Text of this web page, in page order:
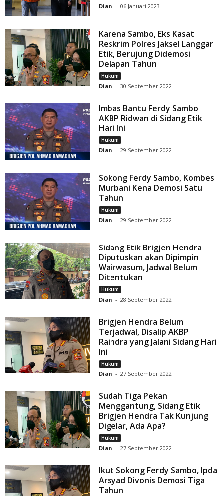
Dian - 06 Januari 2023
Karena Sambo, Eks Kasat
Reskrim Polres Jaksel Langgar
Etik, Berujung Didemosi
Delapan Tahun
Hukum
Dian - 30 September 2022
Imbas Bantu Ferdy Sambo
AKBP Ridwan di Sidang Etik
Hari Ini
Hukum
Dian - 29 September 2022
Sokong Ferdy Sambo, Kombes
Murbani Kena Demosi Satu
Tahun
Hukum
Dian - 29 September 2022
Sidang Etik Brigjen Hendra
Diputuskan akan Dipimpin
Wairwasum, Jadwal Belum
Ditentukan
Hukum
Dian - 28 September 2022
Brigjen Hendra Belum
Terjadwal, Disalip AKBP
Raindra yang Jalani Sidang Hari
Ini
Hukum
Dian - 27 September 2022
Sudah Tiga Pekan
Menggantung, Sidang Etik
Brigjen Hendra Tak Kunjung
Digelar, Ada Apa?
Hukum
Dian - 27 September 2022
Ikut Sokong Ferdy Sambo, Ipda
Arsyad Divonis Demosi Tiga
Tahun